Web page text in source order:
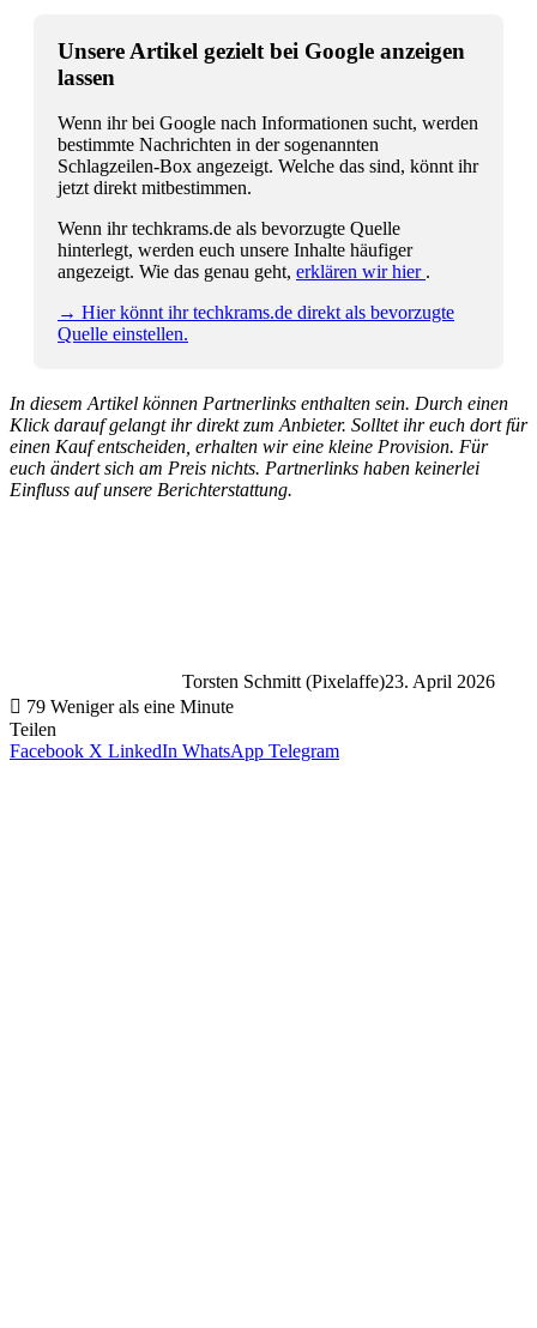
Unsere Artikel gezielt bei Google anzeigen
lassen
Wenn ihr bei Google nach Informationen sucht, werden
bestimmte Nachrichten in der sogenannten
Schlagzeilen-Box angezeigt. Welche das sind, könnt ihr
jetzt direkt mitbestimmen.
Wenn ihr techkrams.de als bevorzugte Quelle
hinterlegt, werden euch unsere Inhalte häufiger
angezeigt. Wie das genau geht, erklären wir hier .
→ Hier könnt ihr techkrams.de direkt als bevorzugte
Quelle einstellen.
In diesem Artikel können Partnerlinks enthalten sein. Durch einen
Klick darauf gelangt ihr direkt zum Anbieter. Solltet ihr euch dort für
einen Kauf entscheiden, erhalten wir eine kleine Provision. Für
euch ändert sich am Preis nichts. Partnerlinks haben keinerlei
Einfluss auf unsere Berichterstattung.
Torsten Schmitt (Pixelaffe)23. April 2026
79 Weniger als eine Minute
Teilen
Facebook X LinkedIn WhatsApp Telegram